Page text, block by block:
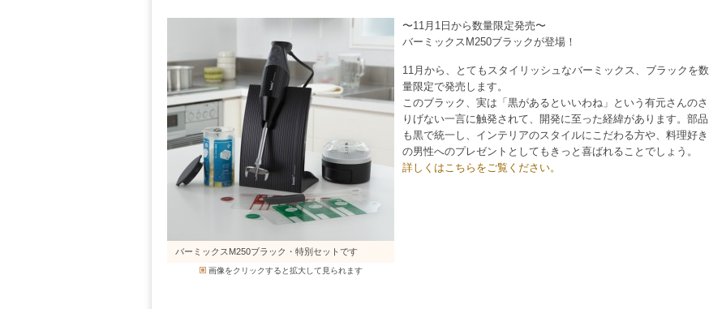
バーミックスM250ブラック・特別セットです
画像をクリックすると拡大して見られます
〜11月1日から数量限定発売〜
バーミックスM250ブラックが登場！
11月から、とてもスタイリッシュなバーミックス、ブラックを数
量限定で発売します。
このブラック、実は「黒があるといいわね」という有元さんのさ
りげない一言に触発されて、開発に至った経緯があります。部品
も黒で統一し、インテリアのスタイルにこだわる方や、料理好き
の男性へのプレゼントとしてもきっと喜ばれることでしょう。
詳しくはこちらをご覧ください。